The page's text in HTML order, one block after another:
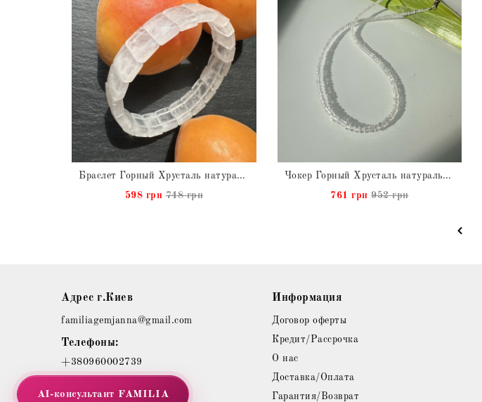
Браслет Горный Хрусталь натуральный
598 грн 748 грн
Чокер Горный Хрусталь натуральный
761 грн 952 грн
Адрес г.Киев
familiagemjanna@gmail.com
Телефоны:
+380960002739
Информация
Договор оферты
Кредит/Рассрочка
О нас
Доставка/Оплата
Гарантия/Возврат
AI-консультант FAMILIA